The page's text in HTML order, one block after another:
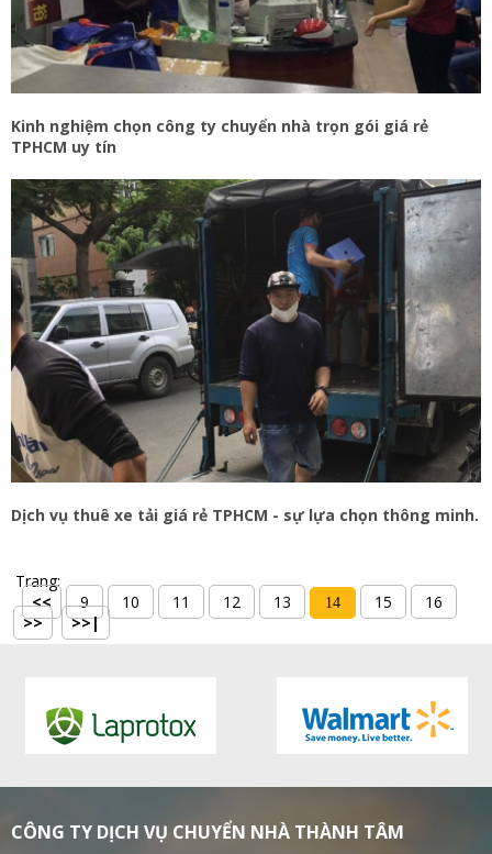
Kinh nghiệm chọn công ty chuyển nhà trọn gói giá rẻ
TPHCM uy tín
Dịch vụ thuê xe tải giá rẻ TPHCM - sự lựa chọn thông minh.
Trang:
<<
9 10 11 12 13 14 15
16
>>
>>|
CÔNG TY DỊCH VỤ CHUYỂN NHÀ THÀNH TÂM